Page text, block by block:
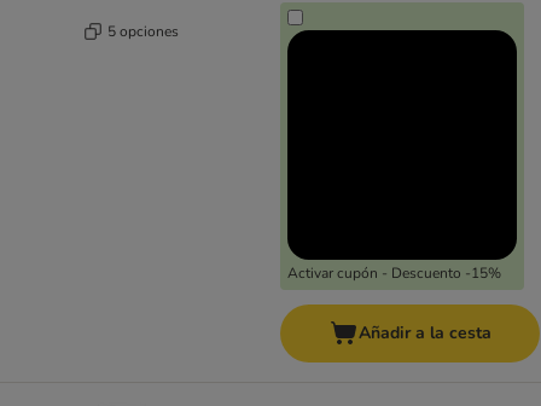
5 opciones
Activar cupón - Descuento -15%
Añadir a la cesta